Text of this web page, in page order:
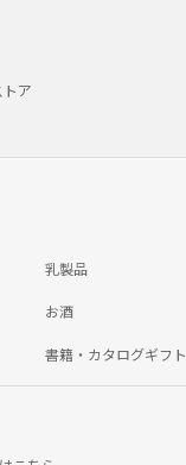
ア
乳製品
お酒
書籍・カタログギフト